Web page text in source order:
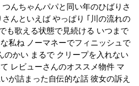
んちゃんパパと同い年のひばりさ
さんといえば やっぱり ｢川の流れの
も歌える状態で見続ける いつまで
私ね ノーマネーでフィニッシュで
のかい まるで クリープを入れない
レビューさんのオススメ物件 マ
が詰まった自伝的な話 彼女の訴え